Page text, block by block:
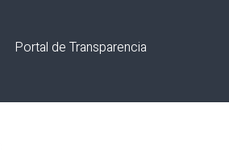
Portal de Transparencia